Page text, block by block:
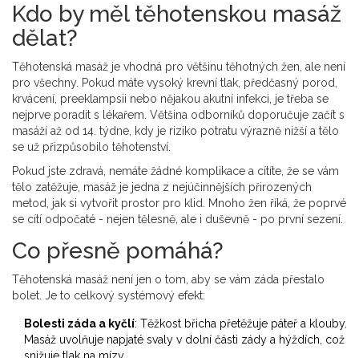
Kdo by měl těhotenskou masáž
dělat?
Těhotenská masáž je vhodná pro většinu těhotných žen, ale není
pro všechny. Pokud máte vysoký krevní tlak, předčasný porod,
krvácení, preeklampsii nebo nějakou akutní infekci, je třeba se
nejprve poradit s lékařem. Většina odborníků doporučuje začít s
masáží až od 14. týdne, kdy je riziko potratu výrazně nižší a tělo
se už přizpůsobilo těhotenství.
Pokud jste zdravá, nemáte žádné komplikace a cítíte, že se vám
tělo zatěžuje, masáž je jedna z nejúčinnějších přirozených
metod, jak si vytvořit prostor pro klid. Mnoho žen říká, že poprvé
se cítí odpočaté - nejen tělesně, ale i duševně - po první sezení.
Co přesně pomáhá?
Těhotenská masáž není jen o tom, aby se vám záda přestalo
bolet. Je to celkový systémový efekt:
Bolesti záda a kyčlí: Těžkost břicha přetěžuje páteř a klouby.
Masáž uvolňuje napjaté svaly v dolní části zády a hýždích, což